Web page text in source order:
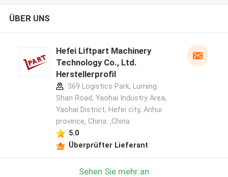
ÜBER UNS
Hefei Liftpart Machinery
Technology Co., Ltd.
Herstellerprofil
369 Logistics Park, Luming
Shan Road, Yaohai Industry Area,
Yaohai District, Hefei city, Anhui
province, China. ,China
5.0
Überprüfter Lieferant
Sehen Sie mehr an